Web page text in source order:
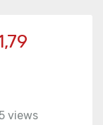
views